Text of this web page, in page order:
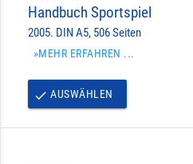
Handbuch Sportspiel
2005. DIN A5, 506 Seiten
»MEHR ERFAHREN ...
done AUSWÄHLEN